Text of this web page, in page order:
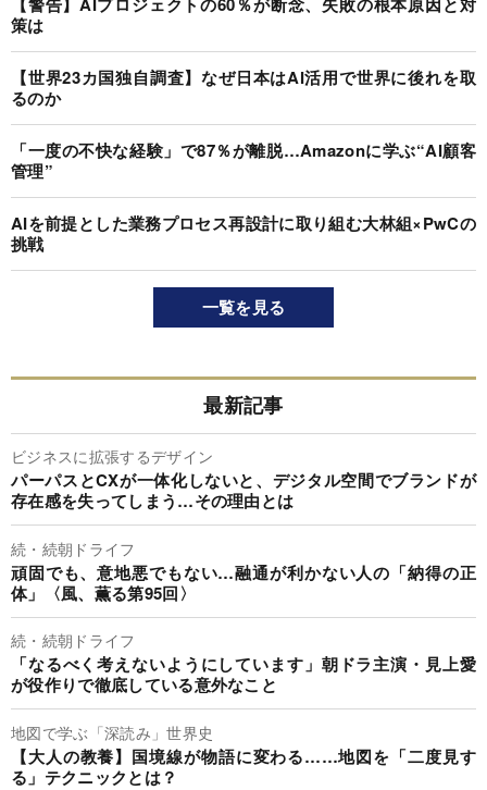
策は
【世界23カ国独自調査】なぜ日本はAI活用で世界に後れを取
るのか
「一度の不快な経験」で87％が離脱…Amazonに学ぶ“AI顧客
管理”
AIを前提とした業務プロセス再設計に取り組む大林組×PwCの
挑戦
一覧を見る
最新記事
ビジネスに拡張するデザイン
パーパスとCXが一体化しないと、デジタル空間でブランドが
存在感を失ってしまう…その理由とは
続・続朝ドライフ
頑固でも、意地悪でもない…融通が利かない人の「納得の正
体」〈風、薫る第95回〉
続・続朝ドライフ
「なるべく考えないようにしています」朝ドラ主演・見上愛
が役作りで徹底している意外なこと
地図で学ぶ「深読み」世界史
【大人の教養】国境線が物語に変わる……地図を「二度見す
る」テクニックとは？